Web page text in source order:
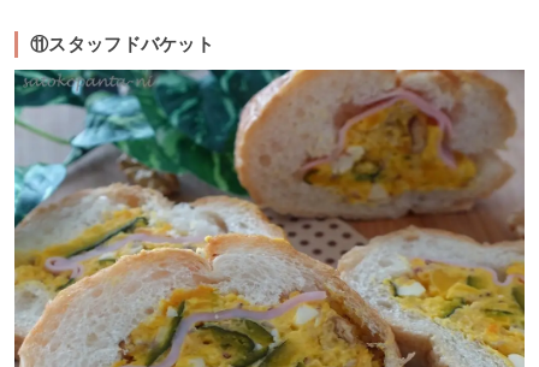
⑪スタッフドバケット